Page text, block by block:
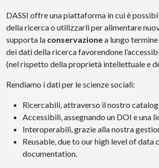
DASSI offre una piattaforma in cui è
della ricerca o utilizzarli per alimentare
supporta la conservazionea lungo termine
dei dati della ricerca favorendone
(nel rispetto della proprietà intellettuale e
Rendiamo i dati per le scienze sociali:
Ricercabili, attraverso il nostro
Accessibili, assegnando un DOI e una
Interoperabili, grazie alla nostra
Reusable, due to our high level of data
documentation.